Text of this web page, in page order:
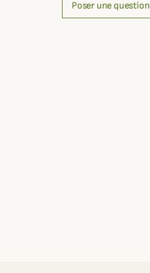
Poser une question